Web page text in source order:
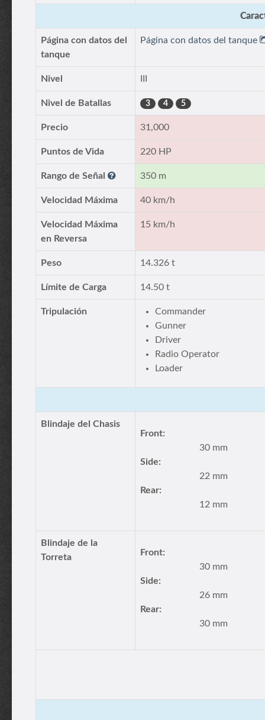
Página con datos del
tanque
Página con datos del tanque
Nivel
Nivel de Batallas 3 4 5
Precio 31,000
Puntos de Vida 220 HP
Rango de Señal 350 m
Velocidad Máxima 40 km/h
Velocidad Máxima
en Reversa
15 km/h
Peso 14.326 t
Límite de Carga 14.50 t
Tripulación
Commander
Gunner
Driver
Radio Operator
Loader
Blindaje del Chasis
Front:
30 mm
Side:
22 mm
Rear:
12 mm
Blindaje de la
Torreta
Front:
30 mm
Side:
26 mm
Rear:
30 mm